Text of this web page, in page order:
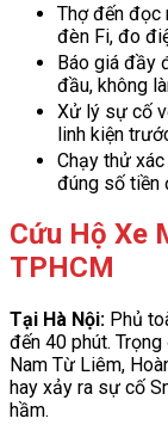
Thợ đến đọc
đèn Fi, đo
Báo giá đầy
đầu, không
Xử lý sự cố
linh kiện
Chạy thử
đúng số tiền
Cứu Hộ Xe
TPHCM
Tại Hà Nội: Phủ
đến 40 phút.
Nam Từ Liêm,
hay xảy ra sự cố
hầm.